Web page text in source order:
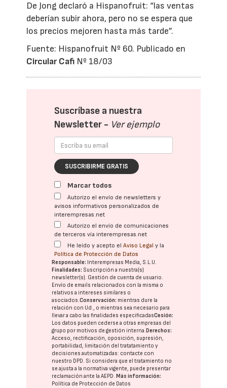
De Jong declaró a Hispanofruit: “las ventas
deberían subir ahora, pero no se espera que
los precios mejoren hasta más tarde”.
Fuente: Hispanofruit Nº 60. Publicado en
Circular Cafi Nº 18/03
Suscríbase a nuestra
Newsletter - Ver ejemplo
SUSCRIBIRME GRATIS
Marcar todos
Autorizo el envío de newsletters y
avisos informativos personalizados de
interempresas.net
Autorizo el envío de comunicaciones
de terceros vía interempresas.net
He leído y acepto elAviso Legal y la
Política de Protección de Datos
Responsable: Interempresas Media, S.L.U.
Finalidades: Suscripción a nuestra(s)
newsletter(s). Gestión de cuenta de usuario.
Envío de emails relacionados con la misma o
relativos a intereses similares o
asociados.Conservación: mientras dure la
relación con Ud., o mientras sea necesario para
llevar a cabo las finalidades especificadasCesión:
Los datos pueden cederse a otras empresas del
grupo por motivos de gestión interna. Derechos:
Acceso, rectificación, oposición, supresión,
portabilidad, limitación del tratatamiento y
decisiones automatizadas: contacte con
nuestro DPD. Si considera que el tratamiento no
se ajusta a la normativa vigente, puede presentar
reclamación ante laAEPD. Más información:
Política de Protección de Datos